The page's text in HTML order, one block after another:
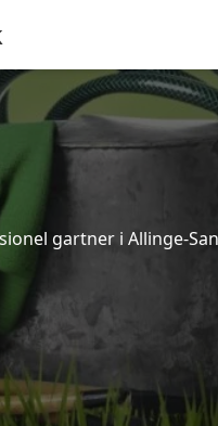
gartner i Allinge-